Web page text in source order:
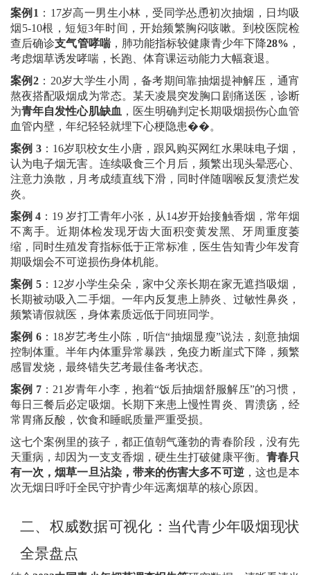
案例 1 ： 17岁高一男生小林，受同学怂恿初次抽烟，日均吸
烟5-10根，短短3年时间，开始频繁胸闷咳嗽。到校医院检
查后确诊支气管哮喘，肺功能指标较健康青少年下降28% ，
考虑烟草诱发哮喘，长跑、体育课运动能力大幅衰退。
案例 2： 20岁大学生小周，备考期间靠抽烟提神解压，通宵
熬夜搭配吸烟成为常态。某天凌晨突发胸口剧痛送医，诊断
为青年自发性心肌缺血 ，医生明确判定长期吸烟损伤心血管
血管内壁，年纪轻轻就埋下心梗隐患��。
案例 3： 16岁职校女生小唐，跟风购买网红水果味电子烟，
认为电子烟无害。连续吸食三个月后，频繁出现头晕恶心、
注意力涣散，月考成绩直线下滑，同时伴随咽喉反复溃烂发
炎。
案例 4 ： 19岁打工青年小张，从14岁开始接触香烟，常年烟
不离手。近期体检发现牙齿大面积变黄发黑、牙周重度萎
缩，同时生殖发育指标低于正常标准，医生告知青少年发育
期吸烟会不可逆损伤身体机能。
案例 5： 12岁小学生朵朵，家中父亲长期在家无遮挡吸烟，
长期被动吸入二手烟。一年内反复患上肺炎、过敏性鼻炎，
频繁请假就医，身体素质远低于同班同学。
案例 6： 18岁艺考生小陈，听信“抽烟显瘦”说法，刻意抽烟
控制体重。半年内体重异常暴跌，免疫力断崖式下降，频繁
感冒发烧，最终错失艺考最佳备考状态。
案例 7： 21 岁青年小李，抱着“饭后抽烟舒服解压”的习惯，
每日三餐后必定吸烟。长期下来患上慢性胃炎、胃溃疡，经
常胃痛反酸，饮食和睡眠质量严重受损。
这七个案例里的孩子，都正值朝气蓬勃的青春阶段，没有先
天重病，却因为一支支香烟，硬生生打破健康平衡。 青春只
有一次，烟草一旦沾染，带来的伤害大多不可逆，这也是本
次无烟日呼吁全民守护青少年远离烟草的核心原因。
二、 权威数据可视化：当代青少年吸烟现状
全景盘点